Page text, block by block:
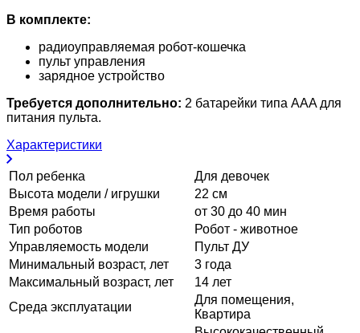
В комплекте:
радиоуправляемая робот-кошечка
пульт управления
зарядное устройство
Требуется дополнительно: 2 батарейки типа ААA для
питания пульта.
Характеристики
Пол ребенка
Для девочек
Высота модели / игрушки
22 см
Время работы
от 30 до 40 мин
Тип роботов
Робот - животное
Управляемость модели
Пульт ДУ
Минимальный возраст, лет
3 года
Максимальный возраст, лет
14 лет
Среда эксплуатации
Для помещения,
Квартира